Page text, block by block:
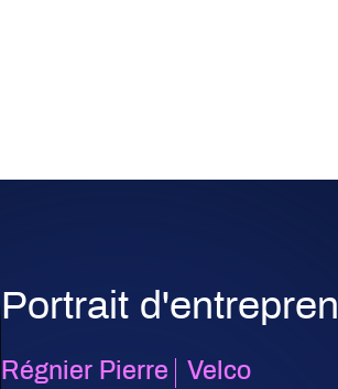
Portrait
Régnier Pierre Velco